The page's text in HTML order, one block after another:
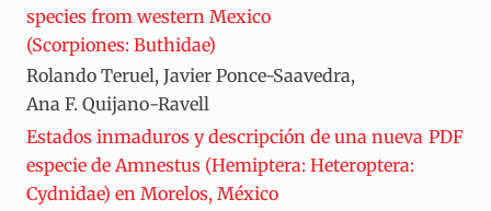
species from western Mexico
(Scorpiones: Buthidae)
Rolando Teruel, Javier Ponce-Saavedra,
Ana F. Quijano-Ravell
Estados inmaduros y descripción de una nueva
especie de Amnestus (Hemiptera: Heteroptera:
Cydnidae) en Morelos, México
PDF